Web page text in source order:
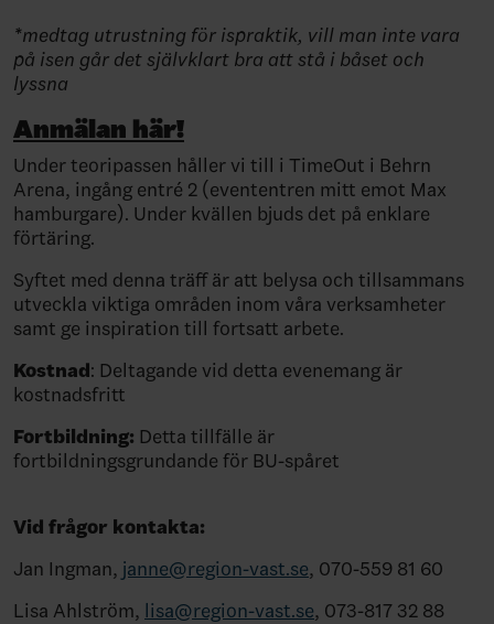
*medtag utrustning för ispraktik, vill man inte vara
på isen går det självklart bra att stå i båset och
lyssna
Anmälan här!
Under teoripassen håller vi till i TimeOut i Behrn
Arena, ingång entré 2 (evententren mitt emot Max
hamburgare). Under kvällen bjuds det på enklare
förtäring.
Syftet med denna träff är att belysa och tillsammans
utveckla viktiga områden inom våra verksamheter
samt ge inspiration till fortsatt arbete.
Kostnad: Deltagande vid detta evenemang är
kostnadsfritt
Fortbildning: Detta tillfälle är
fortbildningsgrundande för BU-spåret
Vid frågor kontakta:
Jan Ingman, janne@region-vast.se, 070-559 81 60
Lisa Ahlström, lisa@region-vast.se, 073-817 32 88